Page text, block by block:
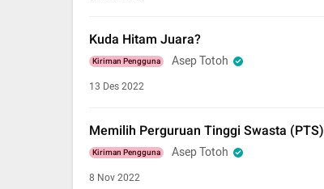
Kuda Hitam Juara?
Kiriman Pengguna Asep Totoh
13 Des 2022
Memilih Perguruan Tinggi Swasta (PTS)
Kiriman Pengguna Asep Totoh
8 Nov 2022